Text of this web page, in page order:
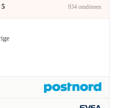
är:
149kr.
5 934 omdömen